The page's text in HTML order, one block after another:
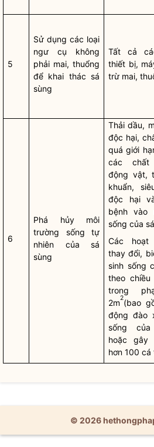
5
Sử dụng các loại
ngư cụ không
phải mai, thuổng
để khai thác sá
sùng
Tất cả
thiết bị,
trừ mai,
6
Phá hủy môi
trường sống tự
nhiên của sá
sùng
Thải dầu,
độc hại,
quá giới
các
động vật,
khuẩn,
độc hại
bệnh vào
sống của
Các hoạt
thay đổi,
sinh sống
theo
trong
2m2(bao
động đào
sống
hoặc gây
hơn 100 cá
© 2026